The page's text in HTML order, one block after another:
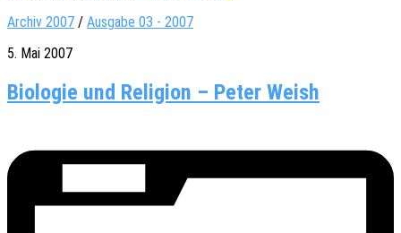
Archiv 2007 / Ausgabe 03 - 2007
5. Mai 2007
Biologie und Religion – Peter Weish